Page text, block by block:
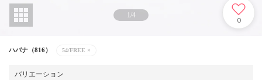
1/4
0
ハバナ（816） 54/FREE ×
バリエーション